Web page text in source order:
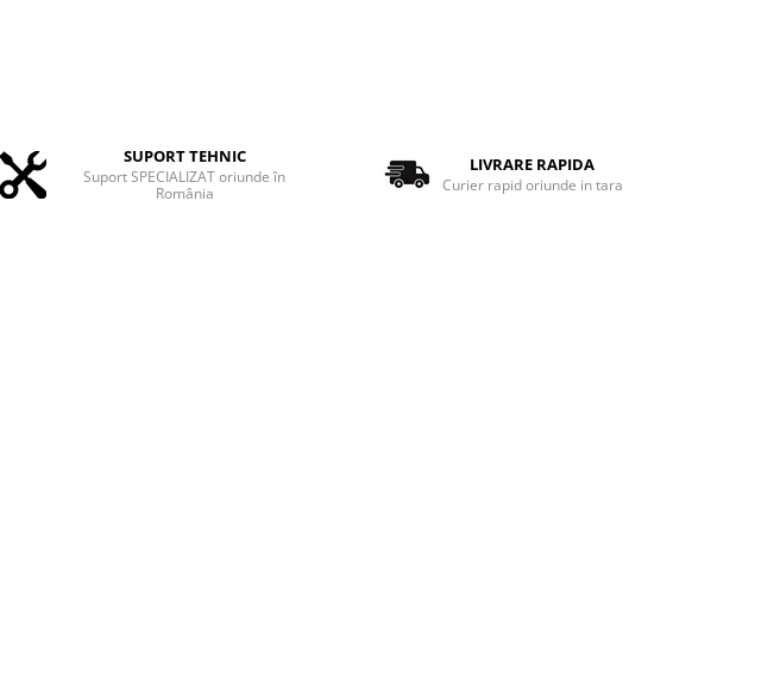
SUPORT TEHNIC
Suport SPECIALIZAT oriunde în
România
LIVRARE RAPIDA
Curier rapid oriunde in tara